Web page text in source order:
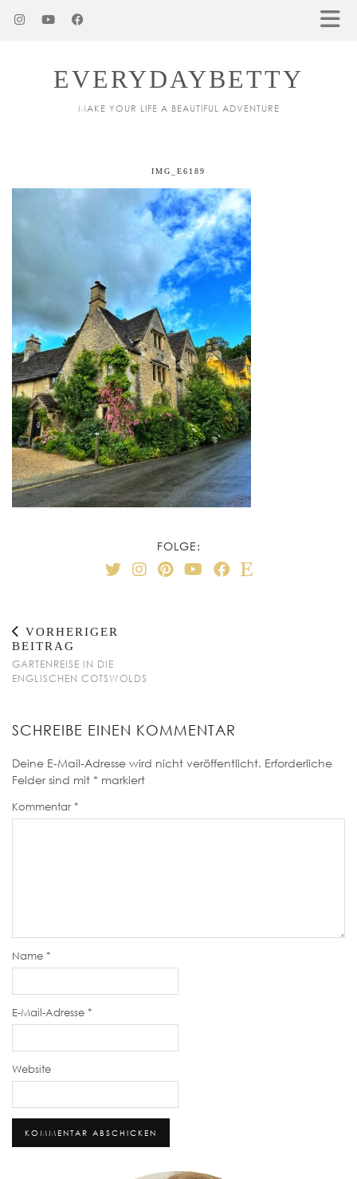
EVERYDAYBETTY
MAKE YOUR LIFE A BEAUTIFUL ADVENTURE
IMG_E6189
FOLGE:
VORHERIGER
BEITRAG
GARTENREISE IN DIE
ENGLISCHEN COTSWOLDS
SCHREIBE EINEN KOMMENTAR
Deine E-Mail-Adresse wird nicht veröffentlicht. Erforderliche
Felder sind mit * markiert
Kommentar *
Name *
E-Mail-Adresse *
Website